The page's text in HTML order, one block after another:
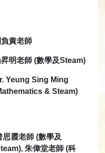
責老師
明老師 (數學及Steam)
Yeung Sing Ming
& Steam)
思霞老師 (數學及
朱偉堂老師 (科